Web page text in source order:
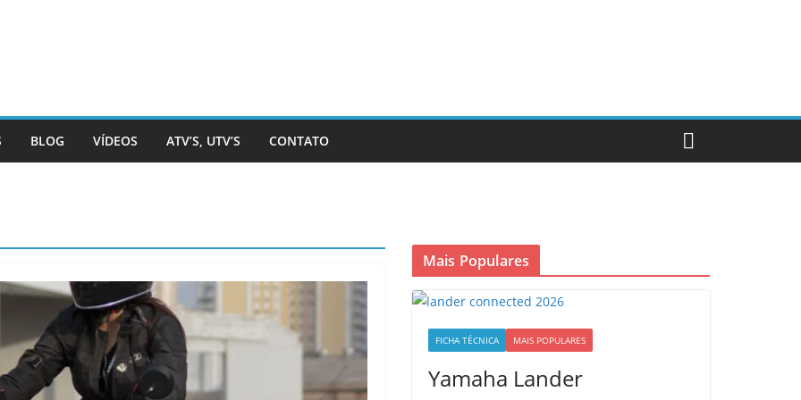
BLOG VÍDEOS ATV’S, UTV’S CONTATO
Mais Populares
FICHA TÉCNICA MAIS POPULARES
Yamaha Lander